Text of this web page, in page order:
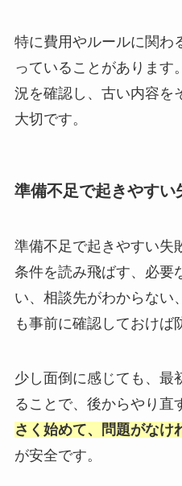
特に費用やルールに関わ
っていることがあります
況を確認し、古い内容を
大切です。
準備不足で起きやすい
準備不足で起きやすい失
条件を読み飛ばす、必要
い、相談先がわからない
も事前に確認しておけば
少し面倒に感じても、最
ることで、後からやり直
さく始めて、問題がなけ
が安全です。